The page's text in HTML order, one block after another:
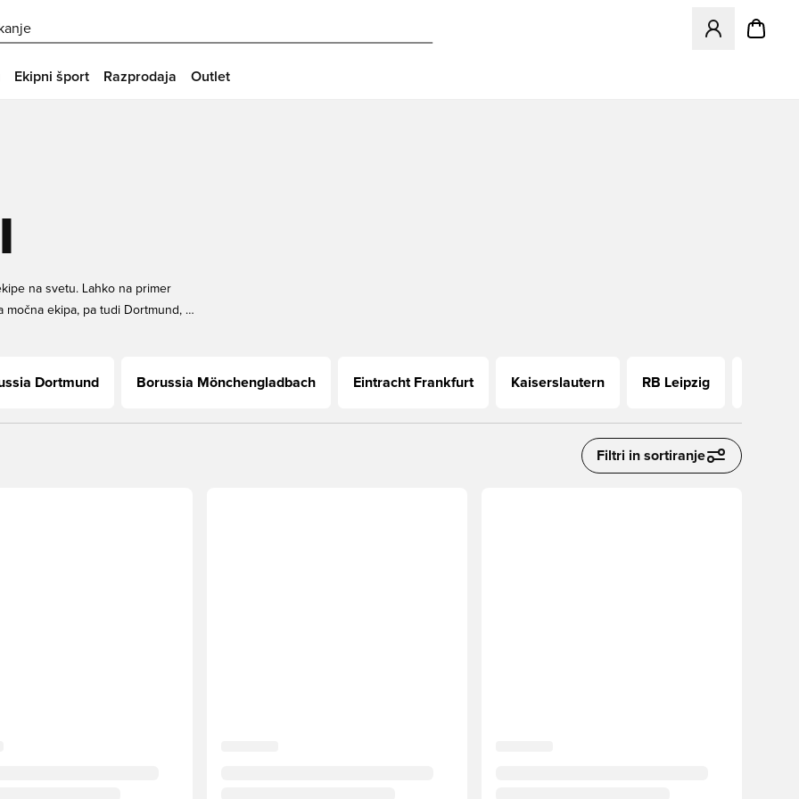
Odpre Modal
Ekipni šport Razprodaja Outlet
na svetu. Lahko na primer
ekipa, pa tudi Dortmund, ki
sta oba kluba naredila veliko
majic s hitro in varno
Dortmund Borussia Mönchengladbach Eintracht Frankfurt Kaiserslautern RB Leipzig
Filtri in sortiranje